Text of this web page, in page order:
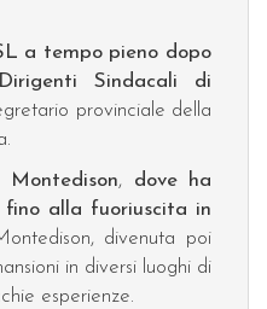
a tempo pieno dopo
Sindacali di
provinciale della
, dove ha
fino alla fuoriuscita in
divenuta poi
in diversi luoghi di
esperienze.